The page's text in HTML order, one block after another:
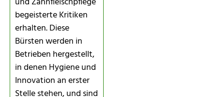
begeisterte Kritiken
erhalten. Diese
Bürsten werden in
Betrieben hergestellt,
in denen Hygiene und
Innovation an erster
Stelle stehen, und sind